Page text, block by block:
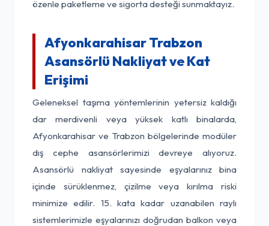
özenle paketleme ve sigorta desteği sunmaktayız.
Afyonkarahisar Trabzon
Asansörlü Nakliyat ve Kat
Erişimi
Geleneksel taşıma yöntemlerinin yetersiz kaldığı
dar merdivenli veya yüksek katlı binalarda,
Afyonkarahisar ve Trabzon bölgelerinde modüler
dış cephe asansörlerimizi devreye alıyoruz.
Asansörlü nakliyat sayesinde eşyalarınız bina
içinde sürüklenmez, çizilme veya kırılma riski
minimize edilir. 15. kata kadar uzanabilen raylı
sistemlerimizle eşyalarınızı doğrudan balkon veya